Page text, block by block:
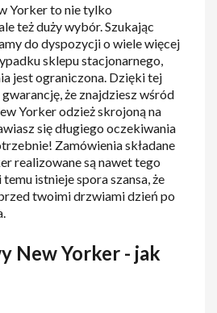
Yorker to nie tylko
też duży wybór. Szukając
do dyspozycji o wiele więcej
sklepu stacjonarnego,
jest ograniczona. Dzięki tej
że znajdziesz wśród
Yorker odzież skrojoną na
się długiego oczekiwania
Zamówienia składane
realizowane są nawet tego
istnieje spora szansa, że
twoimi drzwiami dzień po
New Yorker - jak